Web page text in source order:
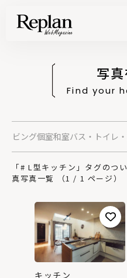
写
Find your
リビング個室和室バス・トイレ
「# L型キッチン」タグのつ
真写真一覧 （1 / 1 ページ）
キッチン